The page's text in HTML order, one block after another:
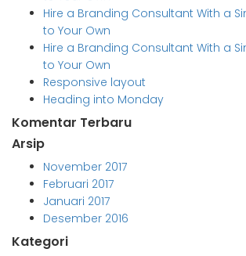
Hire a Branding Consultant With a
to Your Own
Hire a Branding Consultant With a
to Your Own
Responsive layout
Heading into Monday
Komentar Terbaru
Arsip
November 2017
Februari 2017
Januari 2017
Desember 2016
Kategori